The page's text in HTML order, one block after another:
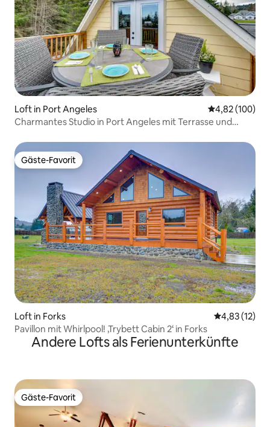
Loft in Port Angeles
4,82 (100)
Charmantes Studio in Port Angeles mit Terrasse und
Gäste-Favorit
Gäste-Favorit
Loft in Forks
4,83 (12)
Pavillon mit Whirlpool! ‚Trybett Cabin 2‘ in Forks
Andere Lofts als Ferienunterkünfte
Gäste-Favorit
Gäste-Favorit